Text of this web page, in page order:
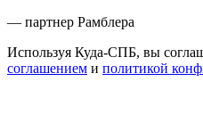
— партнер Рамблера
Используя Куда-СПБ, вы
соглашением и политикой